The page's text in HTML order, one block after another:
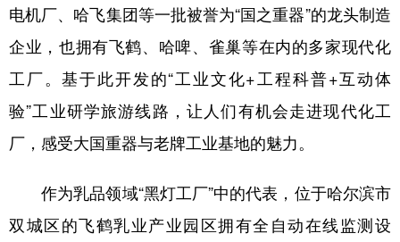
电机厂、哈飞集团等一批被誉为“国之重器”的龙头制造
企业，也拥有飞鹤、哈啤、雀巢等在内的多家现代化
工厂。基于此开发的“工业文化+工程科普+互动体
验”工业研学旅游线路，让人们有机会走进现代化工
厂，感受大国重器与老牌工业基地的魅力。
作为乳品领域“黑灯工厂”中的代表，位于哈尔滨市
双城区的飞鹤乳业产业园区拥有全自动在线监测设